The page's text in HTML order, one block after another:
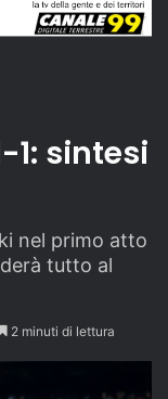
1: sintesi
nel primo atto
tutto al
2 minuti di lettura